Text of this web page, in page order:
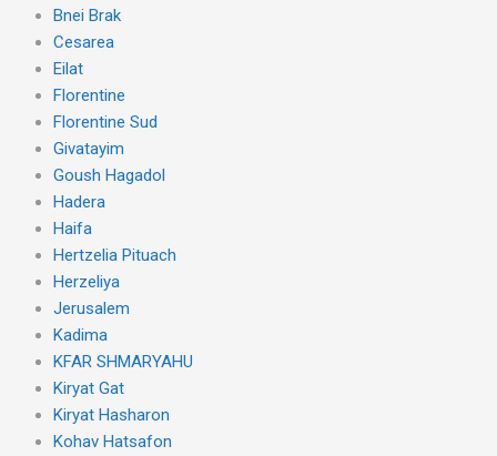
Bnei Brak
Cesarea
Eilat
Florentine
Florentine Sud
Givatayim
Goush Hagadol
Hadera
Haifa
Hertzelia Pituach
Herzeliya
Jerusalem
Kadima
KFAR SHMARYAHU
Kiryat Gat
Kiryat Hasharon
Kohav Hatsafon